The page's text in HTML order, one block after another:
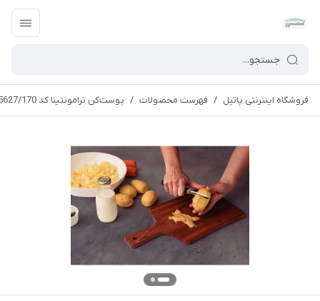
فروشگاه اینترنتی پاتیل / فهرست محصولات / پوست‌کن ترامونتینا کد 25627/170